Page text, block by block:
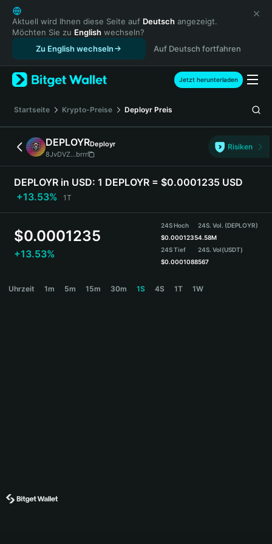
English
日本語
Tiếng Việt
Русский
Español (Latinoamérica)
Türkçe
Français
Deutsch
简体中文
繁體中文
Português (Portugal)
Bahasa Indonesia
ภาษาไทย
हिन्दी
Español
Português (Brasil)
Aktuell wird Ihnen diese Seite auf Deutsch angezeigt.
Möchten Sie zu English wechseln?
Zu English wechseln
Auf Deutsch fortfahren
Jetzt herunterladen
Startseite Krypto-Preise Deployr Preis
DEPLOYRDeployr
8JvDVZ...brrr
Risiken
DEPLOYR in USD: 1 DEPLOYR = $0.0001235 USD
+13.53%
1T
$0.0001235
+13.53%
24S Hoch
$0.0001235
24S Tief
$0.0001088
24S. Vol. (DEPLOYR)
4.58M
24S. Vol(USDT)
567
Uhrzeit 1m 5m 15m 30m 1S 4S 1T 1W